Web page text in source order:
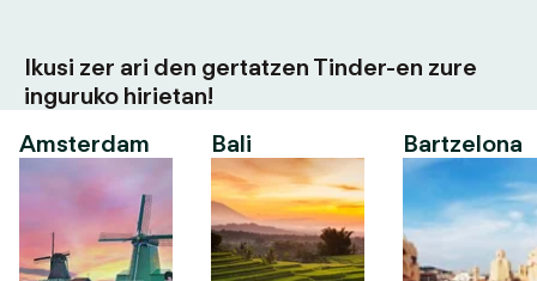
Ikusi zer ari den gertatzen Tinder-en zure
inguruko hirietan!
Amsterdam
Bali Bartzelona